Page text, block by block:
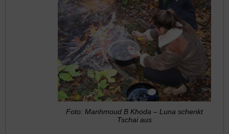
Foto: Manhmoud B Khoda – Luna schenkt
Tschai aus